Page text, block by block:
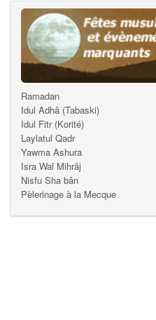
Ramadan
Idul Adhâ (Tabaski)
Idul Fitr (Korité)
Laylatul Qadr
Yawma Ashura
Isra Wal Mihrâj
Nisfu Sha bân
Pèlerinage à la Mecque